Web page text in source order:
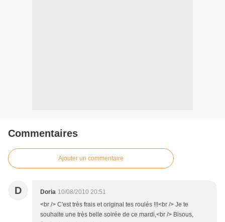
Commentaires
Ajouter un commentaire
D Doria 10/08/2010 20:51
<br /> C'est très frais et original tes roulés !!!<br /> Je te
souhaite une très belle soirée de ce mardi,<br /> Bisous,